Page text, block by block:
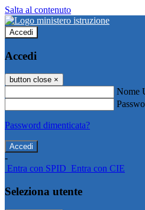
Salta al contenuto
Accedi
Accedi
button close ×
Nome
Password dimenticata?
-
Entra con SPID Entra con CIE
Seleziona utente